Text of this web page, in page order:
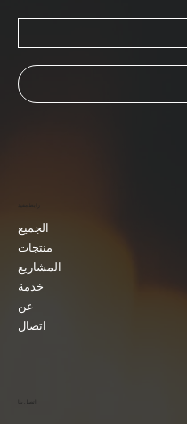
الجميع
منتجات
المشاريع
خدمة
عن
اتصال